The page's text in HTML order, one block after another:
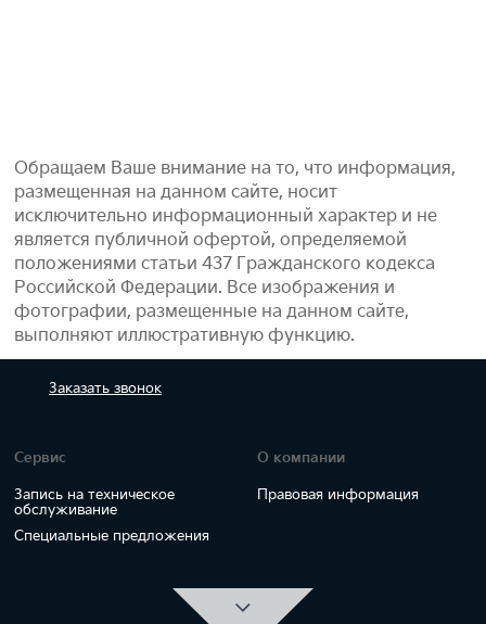
Обращаем Ваше внимание на то, что информация,
размещенная на данном сайте, носит
исключительно информационный характер и не
является публичной офертой, определяемой
положениями статьи 437 Гражданского кодекса
Российской Федерации. Все изображения и
фотографии, размещенные на данном сайте,
выполняют иллюстративную функцию.
Заказать звонок
Сервис
Запись на техническое
обслуживание
Специальные предложения
О компании
Правовая информация